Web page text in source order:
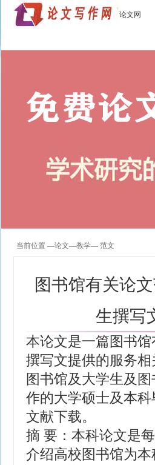
论文网
当前位置 —论文—教学— 范文
图书馆有关论
生撰写
本论文是一篇图书
撰写文提供的服务
图书馆及大学生及
作的大学硕士及本
文献下载。
摘 要：本科论文是
介绍高校图书馆为